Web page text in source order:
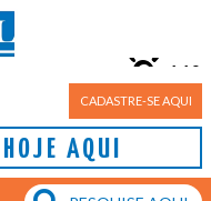
CADASTRE-SE AQUI
HOJE AQUI
Porto Alegre
11°